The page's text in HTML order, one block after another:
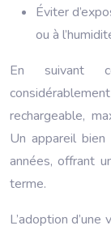
Éviter
ou à
En suivant
rechargeable,
Un appareil
années, offrant
terme.
L’adoption